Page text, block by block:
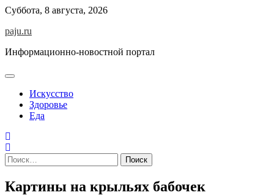
Skip
content
Суббота, 8 августа, 2026
paju.ru
Информационно-новостной портал
Искусство
Здоровье
Еда
Найти:
Картины на крыльях бабочек